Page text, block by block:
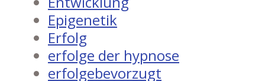
Epigenetik
Erfolg
erfolge der hypnose
erfolgebevorzugt